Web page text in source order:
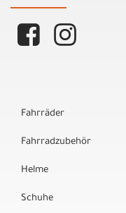
Fahrräder
Fahrradzubehör
Helme
Schuhe